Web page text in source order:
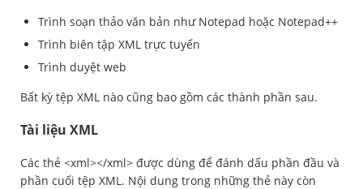
Trình soạn thảo văn bản như Notepad hoặc Notepad++
Trình biên tập XML trực tuyến
Trình duyệt web
Bất kỳ tệp XML nào cũng bao gồm các thành phần sau.
Tài liệu XML
Các thẻ <xml></xml> được dùng để đánh dấu phần đầu và
phần cuối tệp XML. Nội dung trong những thẻ này còn